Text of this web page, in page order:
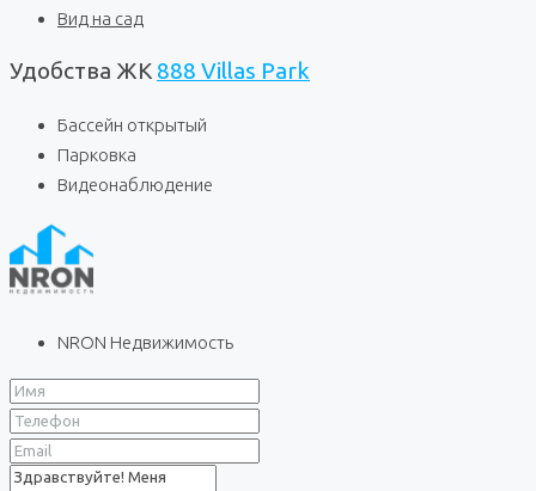
Вид на сад
Удобства ЖК 888 Villas Park
Бассейн открытый
Парковка
Видеонаблюдение
NRON Недвижимость